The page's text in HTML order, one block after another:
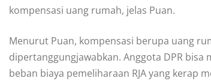
kompensasi uang rumah, jelas Puan.
Menurut Puan, kompensasi berupa uang
dipertanggungjawabkan. Anggota DPR
beban biaya pemeliharaan RJA yang kerap